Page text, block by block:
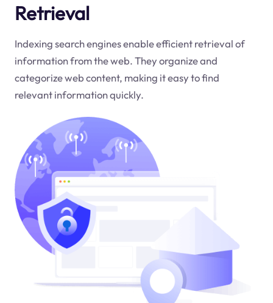
Retrieval
Indexing search engines enable efficient retrieval of
information from the web. They organize and
categorize web content, making it easy to find
relevant information quickly.